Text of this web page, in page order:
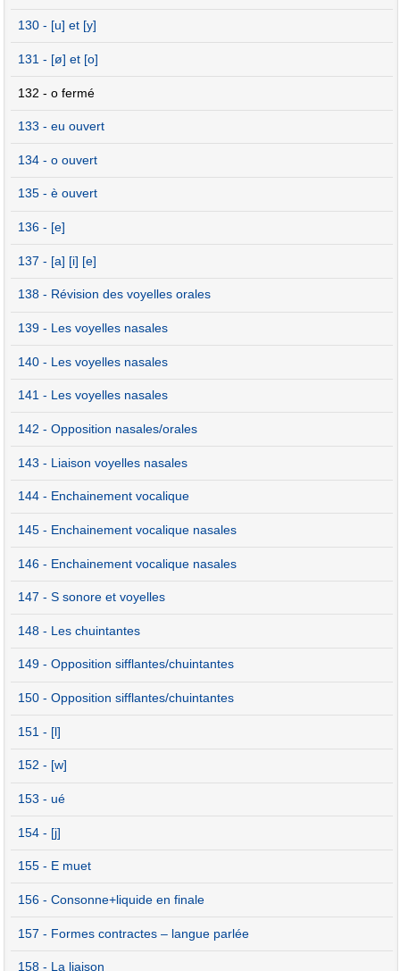
130 - [u] et [y]
131 - [ø] et [o]
132 - o fermé
133 - eu ouvert
134 - o ouvert
135 - è ouvert
136 - [e]
137 - [a] [i] [e]
138 - Révision des voyelles orales
139 - Les voyelles nasales
140 - Les voyelles nasales
141 - Les voyelles nasales
142 - Opposition nasales/orales
143 - Liaison voyelles nasales
144 - Enchainement vocalique
145 - Enchainement vocalique nasales
146 - Enchainement vocalique nasales
147 - S sonore et voyelles
148 - Les chuintantes
149 - Opposition sifflantes/chuintantes
150 - Opposition sifflantes/chuintantes
151 - [l]
152 - [w]
153 - ué
154 - [j]
155 - E muet
156 - Consonne+liquide en finale
157 - Formes contractes – langue parlée
158 - La liaison